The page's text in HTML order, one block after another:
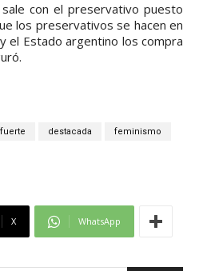
con el preservativo puesto
los preservativos se hacen en
el Estado argentino los compra
destacada feminismo
X WhatsApp